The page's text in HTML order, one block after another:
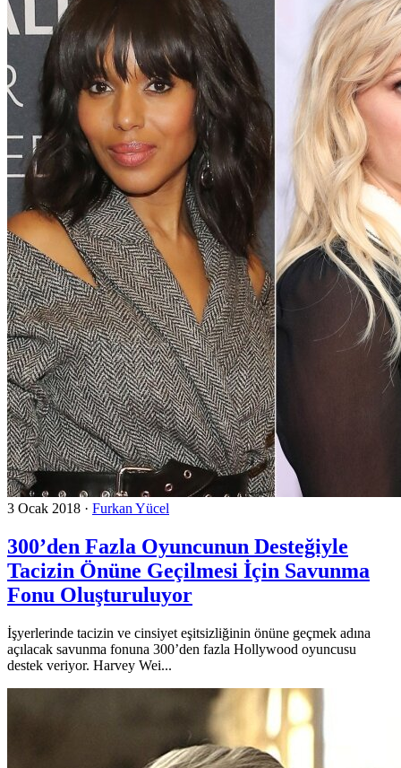
3 Ocak 2018 · Furkan Yücel
300’den Fazla Oyuncunun Desteğiyle
Tacizin Önüne Geçilmesi İçin Savunma
Fonu Oluşturuluyor
İşyerlerinde tacizin ve cinsiyet eşitsizliğinin önüne geçmek adına
açılacak savunma fonuna 300’den fazla Hollywood oyuncusu
destek veriyor. Harvey Wei...